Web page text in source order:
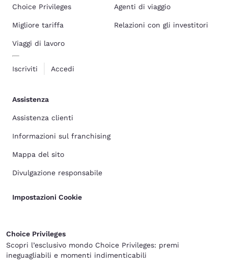
Choice Privileges
Migliore tariffa
Viaggi di lavoro
Iscriviti Accedi
Agenti di viaggio
Relazioni con gli investitori
Assistenza
Assistenza clienti
Informazioni sul franchising
Mappa del sito
Divulgazione responsabile
Impostazioni Cookie
Choice Privileges
Scopri l’esclusivo mondo Choice Privileges: premi
ineguagliabili e momenti indimenticabili